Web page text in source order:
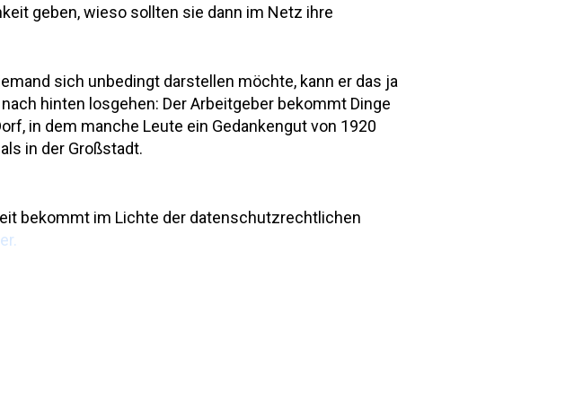
geben, wieso sollten sie dann im Netz ihre
sich unbedingt darstellen möchte, kann er das ja
hinten losgehen: Der Arbeitgeber bekommt Dinge
in dem manche Leute ein Gedankengut von 1920
in der Großstadt.
bekommt im Lichte der datenschutzrechtlichen